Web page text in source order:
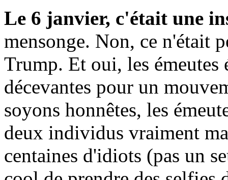
Le 6 janvier, c'était une
mensonge. Non, ce n'était
Trump. Et oui, les émeutes
décevantes pour un
soyons honnêtes, les
deux individus vraiment
centaines d'idiots (pas un